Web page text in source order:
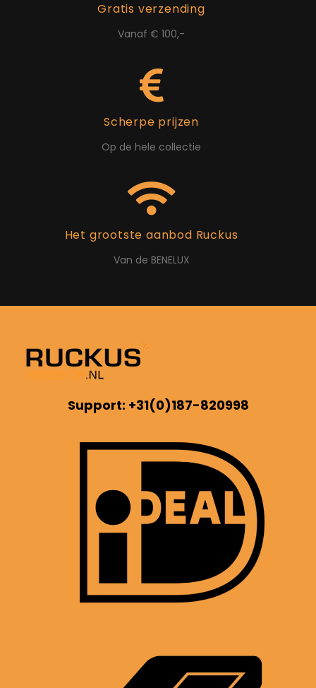
Gratis verzending
Vanaf € 100,-
Scherpe prijzen
Op de hele collectie
Het grootste aanbod Ruckus
Van de BENELUX
Support: +31(0)187-820998